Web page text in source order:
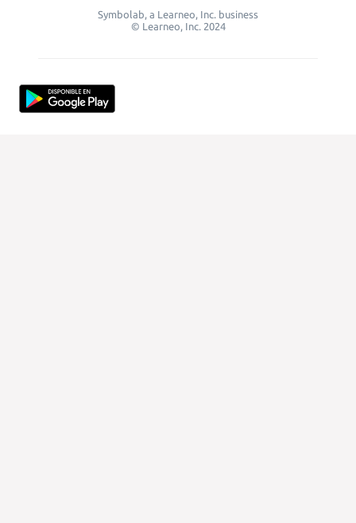
Symbolab, a Learneo, Inc. business
© Learneo, Inc. 2024